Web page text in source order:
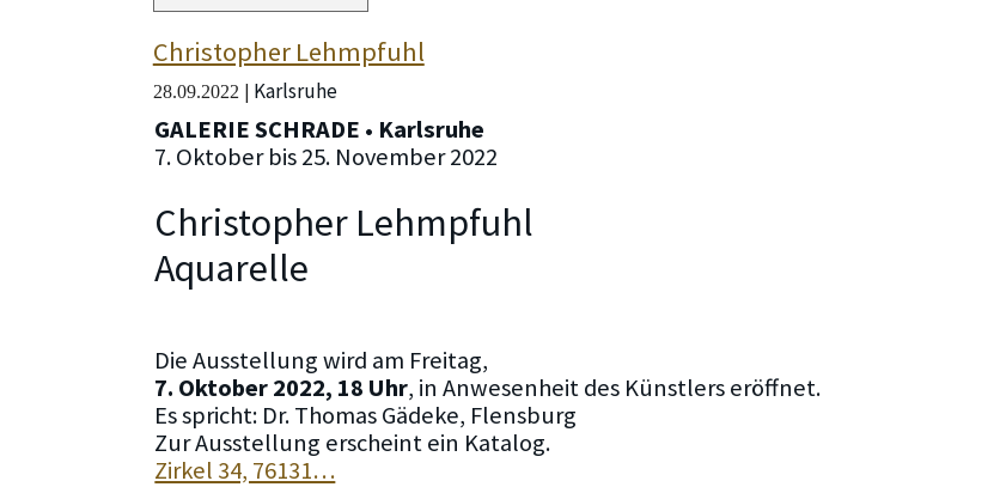
Christopher Lehmpfuhl
28.09.2022 | Karlsruhe
GALERIE SCHRADE • Karlsruhe
7. Oktober bis 25. November 2022
Christopher Lehmpfuhl
Aquarelle
Die Ausstellung wird am Freitag,
7. Oktober 2022, 18 Uhr, in Anwesenheit des Künstlers eröffnet.
Es spricht: Dr. Thomas Gädeke, Flensburg
Zur Ausstellung erscheint ein Katalog.
Zirkel 34, 76131…